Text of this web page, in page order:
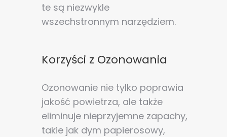
te są niezwykle
wszechstronnym narzędziem.
Korzyści z Ozonowania
Ozonowanie nie tylko poprawia
jakość powietrza, ale także
eliminuje nieprzyjemne zapachy,
takie jak dym papierosowy,